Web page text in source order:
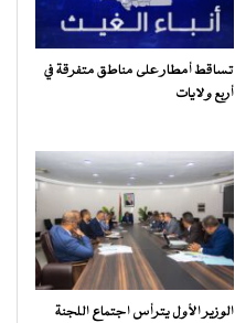
تساقط أمطار على مناطق متفرقة في
أربع ولايات
الوزير الأول يترأس اجتماع اللجنة